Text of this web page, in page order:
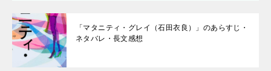
「マタニティ・グレイ（石田衣良）」のあらすじ・
ネタバレ・長文感想